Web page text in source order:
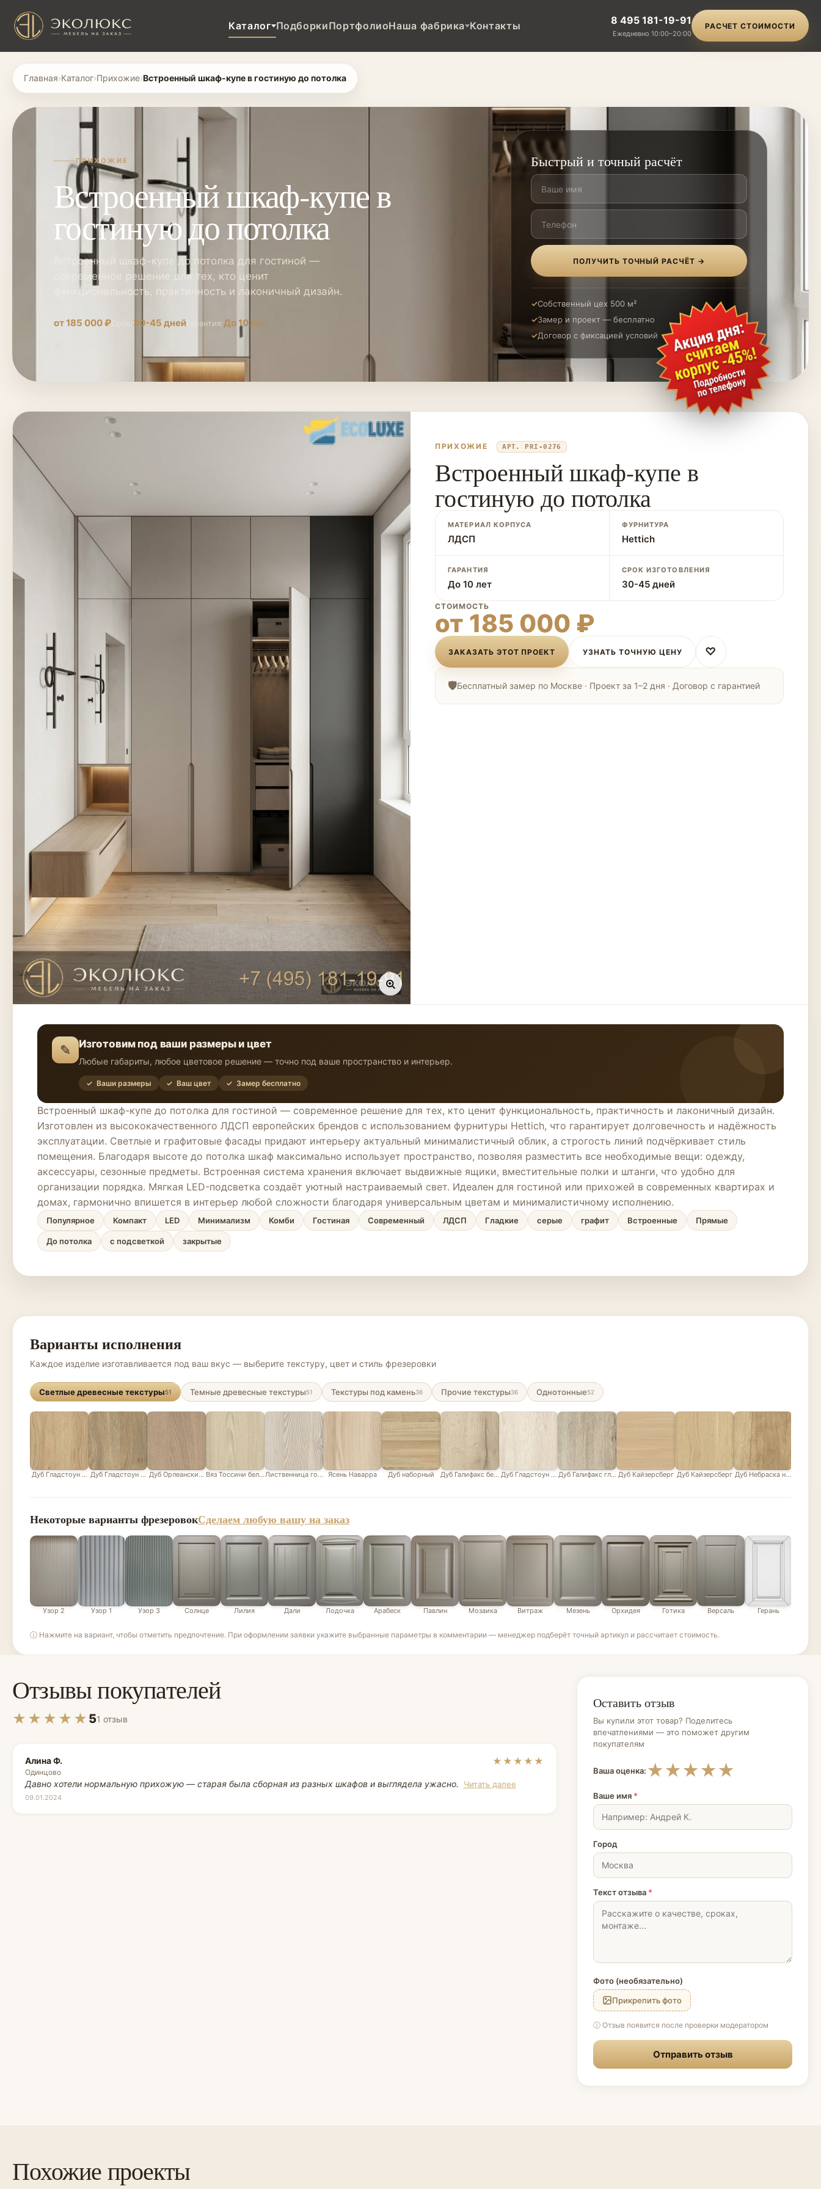
Каталог ПодборкиПортфолиоНаша фабрика Контакты 8 495 181-19-91
Ежедневно 10:00–20:00
РАСЧЕТ СТОИМОСТИ
Главная›Каталог›Прихожие›Встроенный шкаф-купе в гостиную до потолка
ПРИХОЖИЕ
Встроенный шкаф-купе в
гостиную до потолка
Встроенный шкаф-купе до потолка для гостиной —
современное решение для тех, кто ценит
функциональность, практичность и лаконичный дизайн.
от 185 000 ₽ 30-45 дней Гарантия:До 10 лет
Быстрый и точный расчёт
ПОЛУЧИТЬ ТОЧНЫЙ РАСЧЁТ →
Собственный цех 500 м²
Замер и проект — бесплатно
Договор с фиксацией условий
ПРИХОЖИЕ АРТ. PRI-0276
Встроенный шкаф-купе в
гостиную до потолка
МАТЕРИАЛ КОРПУСА
ЛДСП
ФУРНИТУРА
Hettich
ГАРАНТИЯ
До 10 лет
СРОК ИЗГОТОВЛЕНИЯ
30-45 дней
СТОИМОСТЬ
от 185 000 ₽
ЗАКАЗАТЬ ЭТОТ ПРОЕКТ УЗНАТЬ ТОЧНУЮ ЦЕНУ ♡
Бесплатный замер по Москве · Проект за 1–2 дня · Договор с гарантией
✎ Изготовим под ваши размеры и цвет
Любые габариты, любое цветовое решение — точно под ваше пространство и интерьер.
✓ Ваши размеры ✓ Ваш цвет ✓ Замер бесплатно
Встроенный шкаф-купе до потолка для гостиной — современное решение для тех, кто ценит функциональность, практичность и лаконичный дизайн.
Изготовлен из высококачественного ЛДСП европейских брендов с использованием фурнитуры Hettich, что гарантирует долговечность и надёжность
эксплуатации. Светлые и графитовые фасады придают интерьеру актуальный минималистичный облик, а строгость линий подчёркивает стиль
помещения. Благодаря высоте до потолка шкаф максимально использует пространство, позволяя разместить все необходимые вещи: одежду,
аксессуары, сезонные предметы. Встроенная система хранения включает выдвижные ящики, вместительные полки и штанги, что удобно для
организации порядка. Мягкая LED-подсветка создаёт уютный настраиваемый свет. Идеален для гостиной или прихожей в современных квартирах и
домах, гармонично впишется в интерьер любой сложности благодаря универсальным цветам и минималистичному исполнению.
Популярное Компакт LED Минимализм Комби Гостиная Современный ЛДСП Гладкие серые графит Встроенные Прямые
До потолка с подсветкой закрытые
Варианты исполнения
Каждое изделие изготавливается под ваш вкус — выберите текстуру, цвет и стиль фрезеровки
Светлые древесные текстуры51 Темные древесные текстуры51 Текстуры под камень36 Прочие текстуры36 Однотонные52
Дуб Гладстоун песочныйДуб Гладстоун серо-бежевыйДуб Орлеанский песочно-бежевый
Вяз Тоссини белыйЛиственница горная белаяЯсень Наварра Дуб наборный Дуб Галифакс белыйДуб Гладстоун белыйДуб Галифакс глазурованный песочно-серый
Дуб Кайзерсберг Дуб Кайзерсберг Дуб Небраска
Некоторые варианты фрезеровокСделаем любую вашу на заказ
Узор 2 Узор 1 Узор 3 Солнце Лилия Дали Лодочка Арабеск Павлин Мозаика Витраж Мезень Орхидея Готика Версаль Герань
ⓘ Нажмите на вариант, чтобы отметить предпочтение. При оформлении заявки укажите выбранные параметры в комментарии — менеджер подберёт точный артикул и рассчитает стоимость.
Отзывы покупателей
★★★★★ 51 отзыв
Алина Ф.
Одинцово
★★★★★
Давно хотели нормальную прихожую — старая была сборная из разных шкафов и выглядела ужасно. Читать далее
09.01.2024
Оставить отзыв
Вы купили этот товар? Поделитесь
впечатлениями — это поможет другим
покупателям
Ваша оценка: ★
★
★
★
★
Ваше имя *
Город
Текст отзыва *
Фото (необязательно)
Прикрепить фото
ⓘ Отзыв появится после проверки модератором
Отправить отзыв
Похожие проекты